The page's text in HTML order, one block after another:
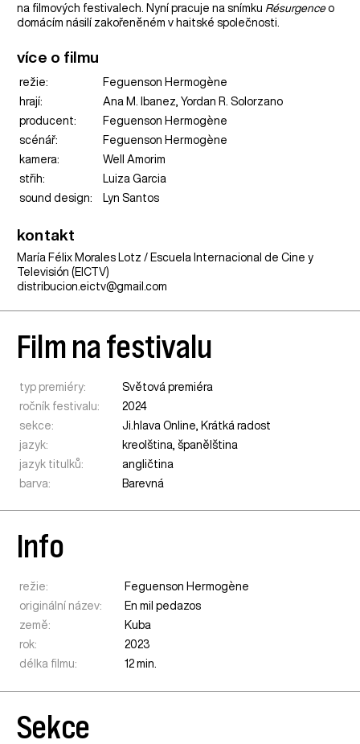
na filmových festivalech. Nyní pracuje na snímku Résurgenceo
domácím násilí zakořeněném v haitské společnosti.
více o filmu
režie:
Feguenson Hermogène
hrají:
Ana M. Ibanez, Yordan R. Solorzano
producent:
Feguenson Hermogène
scénář:
Feguenson Hermogène
kamera:
Well Amorim
střih:
Luiza Garcia
sound design:
Lyn Santos
kontakt
María Félix Morales Lotz / Escuela Internacional de Cine y
Televisión (EICTV)
distribucion.eictv@gmail.com
Film na festivalu
typ premiéry:
Světová premiéra
ročník festivalu:
2024
sekce:
Ji.hlava Online, Krátká radost
jazyk:
kreolština, španělština
jazyk titulků:
angličtina
barva:
Barevná
Info
režie:
Feguenson Hermogène
originální název:
En mil pedazos
země:
Kuba
rok:
2023
délka filmu:
12 min.
Sekce